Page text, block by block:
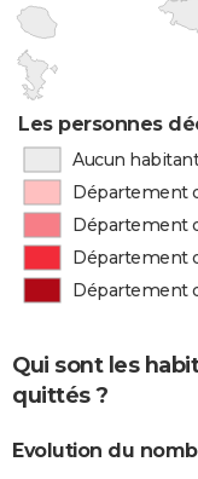
Les personnes
Aucun
Département
Département
Département
Département
Qui sont les
quittés ?
Evolution du